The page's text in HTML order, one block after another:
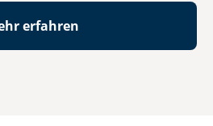
erfahren